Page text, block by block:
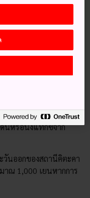
จำหน่ายตลอดทั้ง
นหรือนั่งแท็กซี่จาก
วันออกของสถานีคิตะคา
าณ 1,000 เยนหากการ